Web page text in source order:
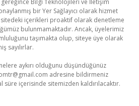
gereğince Bilgi Teknolojileri ve İletişim
bir Yer Sağlayıcı olarak hizmet
içerikleri proaktif olarak denetleme
bulunmamaktadır. Ancak, üyelerimiz
taşımakta olup, siteye üye olarak
sayılırlar.
aykırı olduğunu düşündüğünüz
adresine bildirmeniz
içerisinde sitemizden kaldırılacaktır.